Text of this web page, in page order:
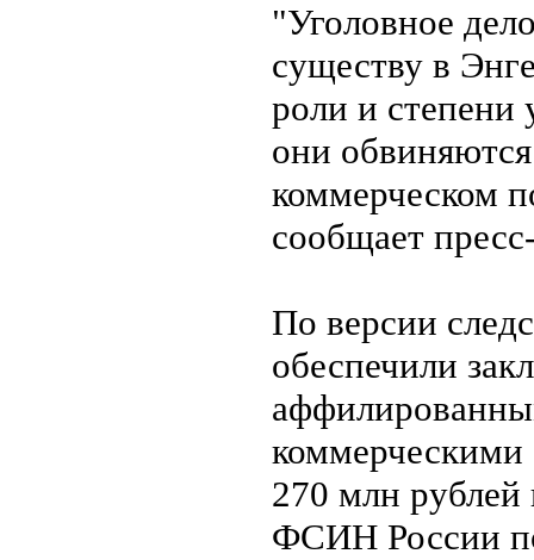
"Уголовное
существу в
роли и степени
они
коммерческом
сообщает
По версии
обеспечили
коммерческими
270 млн рублей
ФСИН России